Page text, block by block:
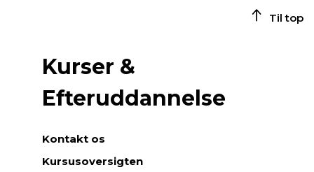
Til top
Kurser &
Efteruddannelse
Kontakt os
Kursusoversigten